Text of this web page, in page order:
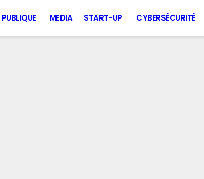
MEDIA START-UP CYBERSÉCURITÉ